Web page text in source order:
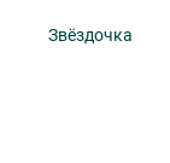
Звёздочка